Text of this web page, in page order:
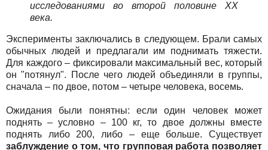
исследованиями во второй половине XX
века.
Эксперименты заключались в следующем. Брали самых
обычных людей и предлагали им поднимать тяжести.
Для каждого – фиксировали максимальный вес, который
он "потянул". После чего людей объединяли в группы,
сначала – по двое, потом – четыре человека, восемь.
Ожидания были понятны: если один человек может
поднять – условно – 100 кг, то двое должны вместе
поднять либо 200, либо – еще больше. Существует
заблуждение о том, что групповая работа позволяет